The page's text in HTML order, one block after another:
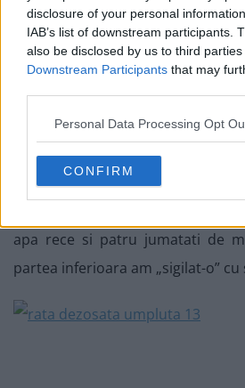
disclosure of your personal
IAB’s list of downstream participants.
also be disclosed by us to third
Downstream Participants that may
Personal Data Processing Opt
CONFIRM
Am sarat si piperat exteriorul
apa rece si patru jumatati de
partea inferioara am „sigilat-o”